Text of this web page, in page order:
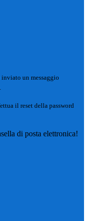
inviato un messaggio
il reset della password
di posta elettronica!